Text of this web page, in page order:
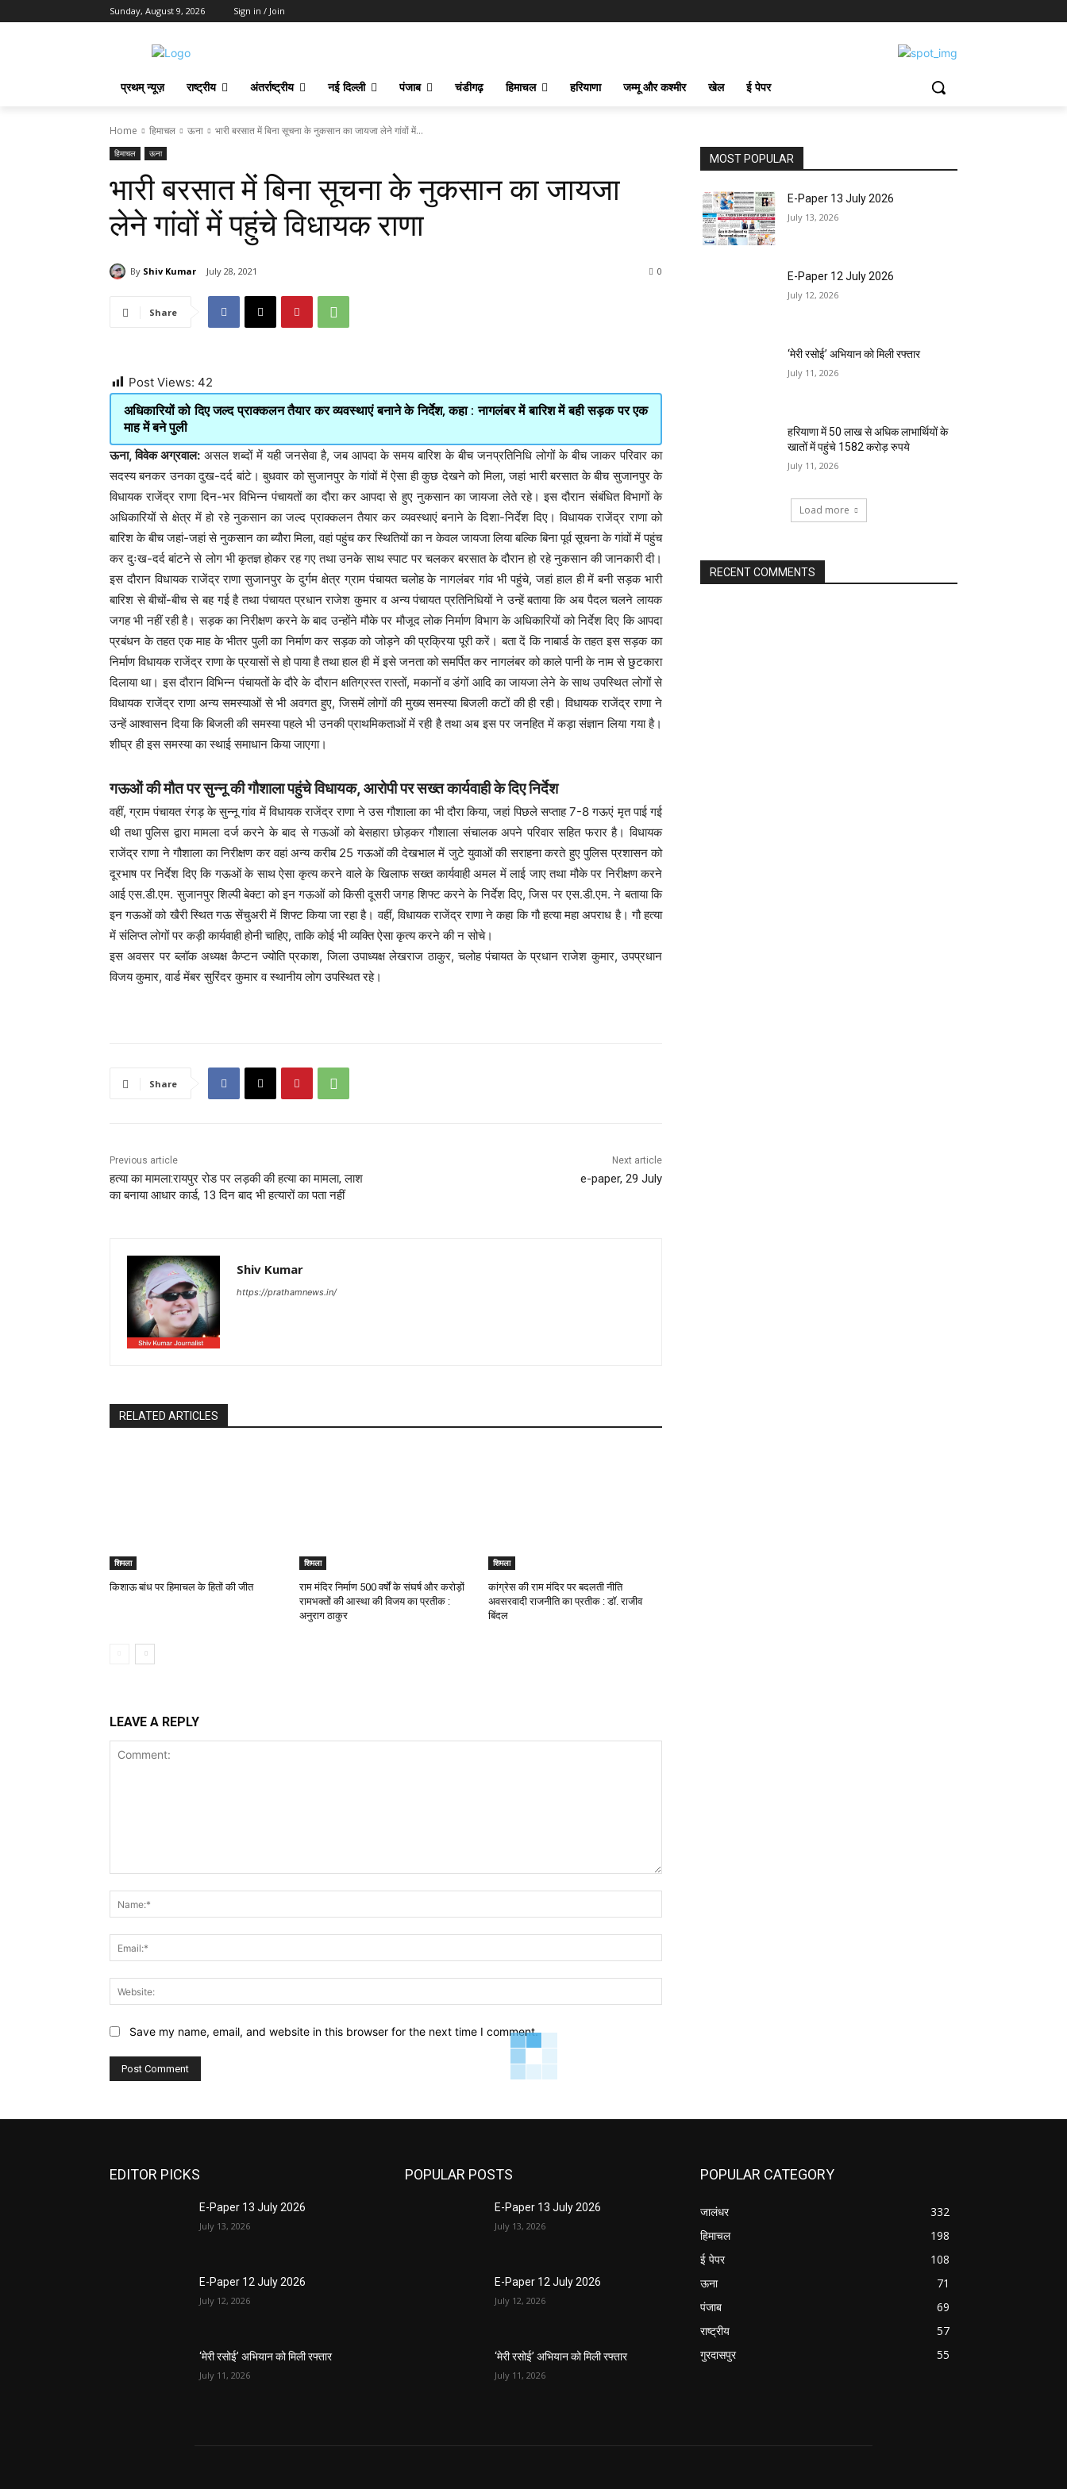
Sunday, August 9, 2026 Sign in / Join
प्रथम् न्यूज़ राष्ट्रीय अंतर्राष्ट्रीय नई दिल्ली पंजाब चंडीगढ़ हिमाचल हरियाणा जम्मू और कश्मीर खेल ई पेपर
Home हिमाचल ऊना भारी बरसात में बिना सूचना के नुकसान का जायजा लेने गांवों में...
हिमाचल ऊना
भारी बरसात में बिना सूचना के नुकसान का जायजा
लेने गांवों में पहुंचे विधायक राणा
By Shiv Kumar July 28, 2021 0
Share
Post Views: 42
अधिकारियों को दिए जल्द प्राक्कलन तैयार कर व्यवस्थाएं बनाने के निर्देश, कहा : नागलंबर में बारिश में बही सड़क पर एक
माह में बने पुली
ऊना, विवेक अग्रवाल: असल शब्दों में यही जनसेवा है, जब आपदा के समय बारिश के बीच जनप्रतिनिधि लोगों के बीच जाकर परिवार का
सदस्य बनकर उनका दुख-दर्द बांटे। बुधवार को सुजानपुर के गांवों में ऐसा ही कुछ देखने को मिला, जहां भारी बरसात के बीच सुजानपुर के
विधायक राजेंद्र राणा दिन-भर विभिन्न पंचायतों का दौरा कर आपदा से हुए नुकसान का जायजा लेते रहे। इस दौरान संबंधित विभागों के
अधिकारियों से क्षेत्र में हो रहे नुकसान का जल्द प्राक्कलन तैयार कर व्यवस्थाएं बनाने के दिशा-निर्देश दिए। विधायक राजेंद्र राणा को
बारिश के बीच जहां-जहां से नुकसान का ब्यौरा मिला, वहां पहुंच कर स्थितियों का न केवल जायजा लिया बल्कि बिना पूर्व सूचना के गांवों में पहुंच
कर दुःख-दर्द बांटने से लोग भी कृतज्ञ होकर रह गए तथा उनके साथ स्पाट पर चलकर बरसात के दौरान हो रहे नुकसान की जानकारी दी।
इस दौरान विधायक राजेंद्र राणा सुजानपुर के दुर्गम क्षेत्र ग्राम पंचायत चलोह के नागलंबर गांव भी पहुंचे, जहां हाल ही में बनी सड़क भारी
बारिश से बीचों-बीच से बह गई है तथा पंचायत प्रधान राजेश कुमार व अन्य पंचायत प्रतिनिधियों ने उन्हें बताया कि अब पैदल चलने लायक
जगह भी नहीं रही है। सड़क का निरीक्षण करने के बाद उन्होंने मौके पर मौजूद लोक निर्माण विभाग के अधिकारियों को निर्देश दिए कि आपदा
प्रबंधन के तहत एक माह के भीतर पुली का निर्माण कर सड़क को जोड़ने की प्रक्रिया पूरी करें। बता दें कि नाबार्ड के तहत इस सड़क का
निर्माण विधायक राजेंद्र राणा के प्रयासों से हो पाया है तथा हाल ही में इसे जनता को समर्पित कर नागलंबर को काले पानी के नाम से छुटकारा
दिलाया था। इस दौरान विभिन्न पंचायतों के दौरे के दौरान क्षतिग्रस्त रास्तों, मकानों व डंगों आदि का जायजा लेने के साथ उपस्थित लोगों से
विधायक राजेंद्र राणा अन्य समस्याओं से भी अवगत हुए, जिसमें लोगों की मुख्य समस्या बिजली कटों की ही रही। विधायक राजेंद्र राणा ने
उन्हें आश्वासन दिया कि बिजली की समस्या पहले भी उनकी प्राथमिकताओं में रही है तथा अब इस पर जनहित में कड़ा संज्ञान लिया गया है।
शीघ्र ही इस समस्या का स्थाई समाधान किया जाएगा।
गऊओं की मौत पर सुन्नू की गौशाला पहुंचे विधायक, आरोपी पर सख्त कार्यवाही के दिए निर्देश
वहीं, ग्राम पंचायत रंगड़ के सुन्नू गांव में विधायक राजेंद्र राणा ने उस गौशाला का भी दौरा किया, जहां पिछले सप्ताह 7-8 गऊएं मृत पाई गई
थी तथा पुलिस द्वारा मामला दर्ज करने के बाद से गऊओं को बेसहारा छोड़कर गौशाला संचालक अपने परिवार सहित फरार है‌। विधायक
राजेंद्र राणा ने गौशाला का निरीक्षण कर वहां अन्य करीब 25 गऊओं की देखभाल में जुटे युवाओं की सराहना करते हुए पुलिस प्रशासन को
दूरभाष पर निर्देश दिए कि गऊओं के साथ ऐसा कृत्य करने वाले के खिलाफ सख्त कार्यवाही अमल में लाई जाए तथा मौके पर निरीक्षण करने
आई एस.डी.एम. सुजानपुर शिल्पी बेक्टा को इन गऊओं को किसी दूसरी जगह शिफ्ट करने के निर्देश दिए, जिस पर एस.डी.एम. ने बताया कि
इन गऊओं को खैरी स्थित गऊ सेंचुअरी में शिफ्ट किया जा रहा है। वहीं, विधायक राजेंद्र राणा ने कहा कि गौ हत्या महा अपराध है। गौ हत्या
में संलिप्त लोगों पर कड़ी कार्यवाही होनी चाहिए, ताकि कोई भी व्यक्ति ऐसा कृत्य करने की न सोचे।
इस अवसर पर ब्लॉक अध्यक्ष कैप्टन ज्योति प्रकाश, जिला उपाध्यक्ष लेखराज ठाकुर, चलोह पंचायत के प्रधान राजेश कुमार, उपप्रधान
विजय कुमार, वार्ड मेंबर सुरिंदर कुमार व स्थानीय लोग उपस्थित रहे।
Share
Previous article
हत्या का मामला:रायपुर रोड पर लड़की की हत्या का मामला, लाश
का बनाया आधार कार्ड, 13 दिन बाद भी हत्यारों का पता नहीं
Next article
e-paper, 29 July
Shiv Kumar
https://prathamnews.in/
RELATED ARTICLES
शिमला
किशाऊ बांध पर हिमाचल के हितों की जीत
शिमला
राम मंदिर निर्माण 500 वर्षों के संघर्ष और करोड़ों
रामभक्तों की आस्था की विजय का प्रतीक :
अनुराग ठाकुर
शिमला
कांग्रेस की राम मंदिर पर बदलती नीति
अवसरवादी राजनीति का प्रतीक : डॉ. राजीव
बिंदल
LEAVE A REPLY
Save my name, email, and website in this browser for the next time I comment.
MOST POPULAR
E-Paper 13 July 2026
July 13, 2026
E-Paper 12 July 2026
July 12, 2026
‘मेरी रसोई’ अभियान को मिली रफ्तार
July 11, 2026
हरियाणा में 50 लाख से अधिक लाभार्थियों के
खातों में पहुंचे 1582 करोड़ रुपये
July 11, 2026
Load more
RECENT COMMENTS
EDITOR PICKS
E-Paper 13 July 2026
July 13, 2026
E-Paper 12 July 2026
July 12, 2026
‘मेरी रसोई’ अभियान को मिली रफ्तार
July 11, 2026
POPULAR POSTS
E-Paper 13 July 2026
July 13, 2026
E-Paper 12 July 2026
July 12, 2026
‘मेरी रसोई’ अभियान को मिली रफ्तार
July 11, 2026
POPULAR CATEGORY
जालंधर
332
हिमाचल
198
ई पेपर
108
ऊना
71
पंजाब
69
राष्ट्रीय
57
गुरदासपुर
55